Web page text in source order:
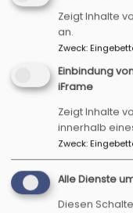
Zweierbeziehung
und lädt Sie dazu
entspannter
Das
Gerhardshofen
Atmosphäre, die
Beziehung zu
verbessern und
Das zweitägige
Juli, und dauert von
Zeigt Inhalte
an.
Zweck:
Einbindung
iFrame
Zeigt Inhalte
innerhalb
Zweck:
Alle Dienste
Diesen